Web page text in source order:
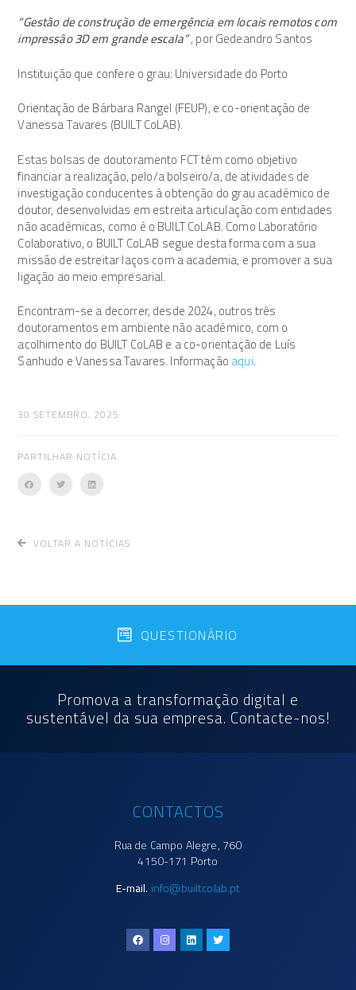
30 SETEMBRO, 2025
PARTILHAR NOTÍCIA
“Gestão de construção de emergência em locais remotos com
impressão 3D em grande escala”,por Gedeandro Santos
Instituição que confere o grau: Universidade do Porto
Orientação de Bárbara Rangel (FEUP), e co-orientação de
Vanessa Tavares (BUILT CoLAB).
Estas bolsas de doutoramento FCT têm como objetivo
financiar a realização, pelo/a bolseiro/a, de atividades de
investigação conducentes à obtenção do grau académico de
doutor, desenvolvidas em estreita articulação com entidades
não académicas, como é o BUILT CoLAB. Como Laboratório
Colaborativo, o BUILT CoLAB segue desta forma com a sua
missão de estreitar laços com a academia, e promover a sua
ligação ao meio empresarial.
Encontram-se a decorrer, desde 2024, outros três
doutoramentos em ambiente não académico, com o
acolhimento do BUILT CoLAB e a co-orientação de Luís
Sanhudo e Vanessa Tavares. Informaçãoaqui.
VOLTAR A NOTÍCIAS
Promova a transformação digital e
sustentável da sua empresa. Contacte-nos!
QUESTIONÁRIO
CONTACTOS
Rua de Campo Alegre, 760
4150-171 Porto
E-mail. info@builtcolab.pt